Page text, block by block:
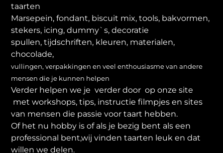
taarten
Marsepein, fondant, biscuit mix, tools, bakvormen,
stekers, icing, dummy`s, decoratie
spullen, tijdschriften, kleuren, materialen,
chocolade,
vullingen, verpakkingen en veel enthousiasme van andere
mensen die je kunnen helpen
Verder helpen we je verder door op onze site
met workshops, tips, instructie filmpjes en sites
van mensen die passie voor taart hebben.
Of het nu hobby is of als je bezig bent als een
professional bent,wij vinden taarten leuk en dat
willen we delen.